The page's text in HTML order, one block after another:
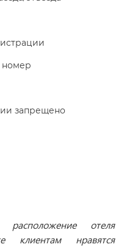
номер
запрещено
отеля
клиентам нравятся